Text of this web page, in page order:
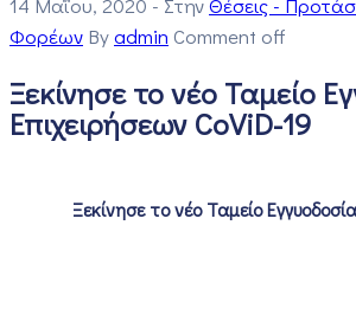
Φορέων Byadmin Comment off
Ξεκίνησε το νέο Ταμείο
Επιχειρήσεων CoViD-19
Ξεκίνησε το νέο Ταμείο